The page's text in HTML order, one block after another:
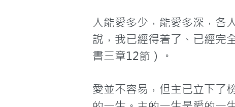
人能愛多少，能愛多深，各
說，我已經得着了、已經完
書三章12節）。
愛並不容易，但主已立下